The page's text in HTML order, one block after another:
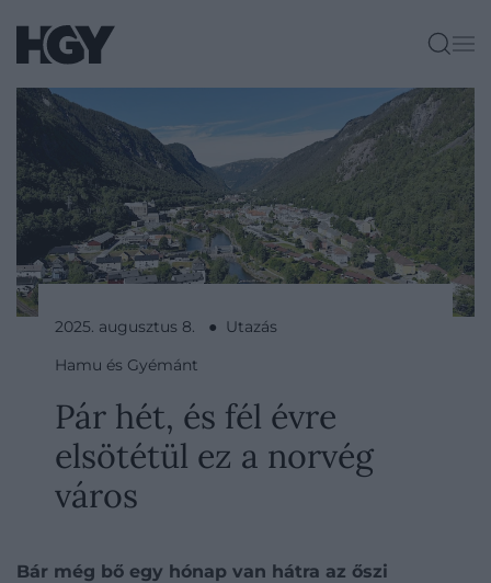
2025. augusztus 8. ● Utazás
Hamu és Gyémánt
Pár hét, és fél évre
elsötétül ez a norvég
város
Bár még bő egy hónap van hátra az őszi